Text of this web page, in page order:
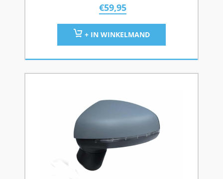
€59,95
+ IN WINKELMAND